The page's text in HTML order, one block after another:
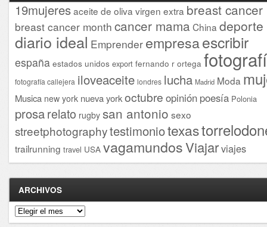
19mujeresaceite de oliva virgen extra breast cancer
breast cancer month cancer mama China deporte
diario ideal Emprender empresaescribir
españa estados unidos export fernando r ortega
fotografía callejera iloveaceite londres lucha Madrid Moda
Musica new york nueva yorkoctubre opinión poesía Polonia
prosarelato rugby san antonio sexo
streetphotographytestimoniotexas
trailrunning travel USA vagamundosViajarviajes
ARCHIVOS
Archivos